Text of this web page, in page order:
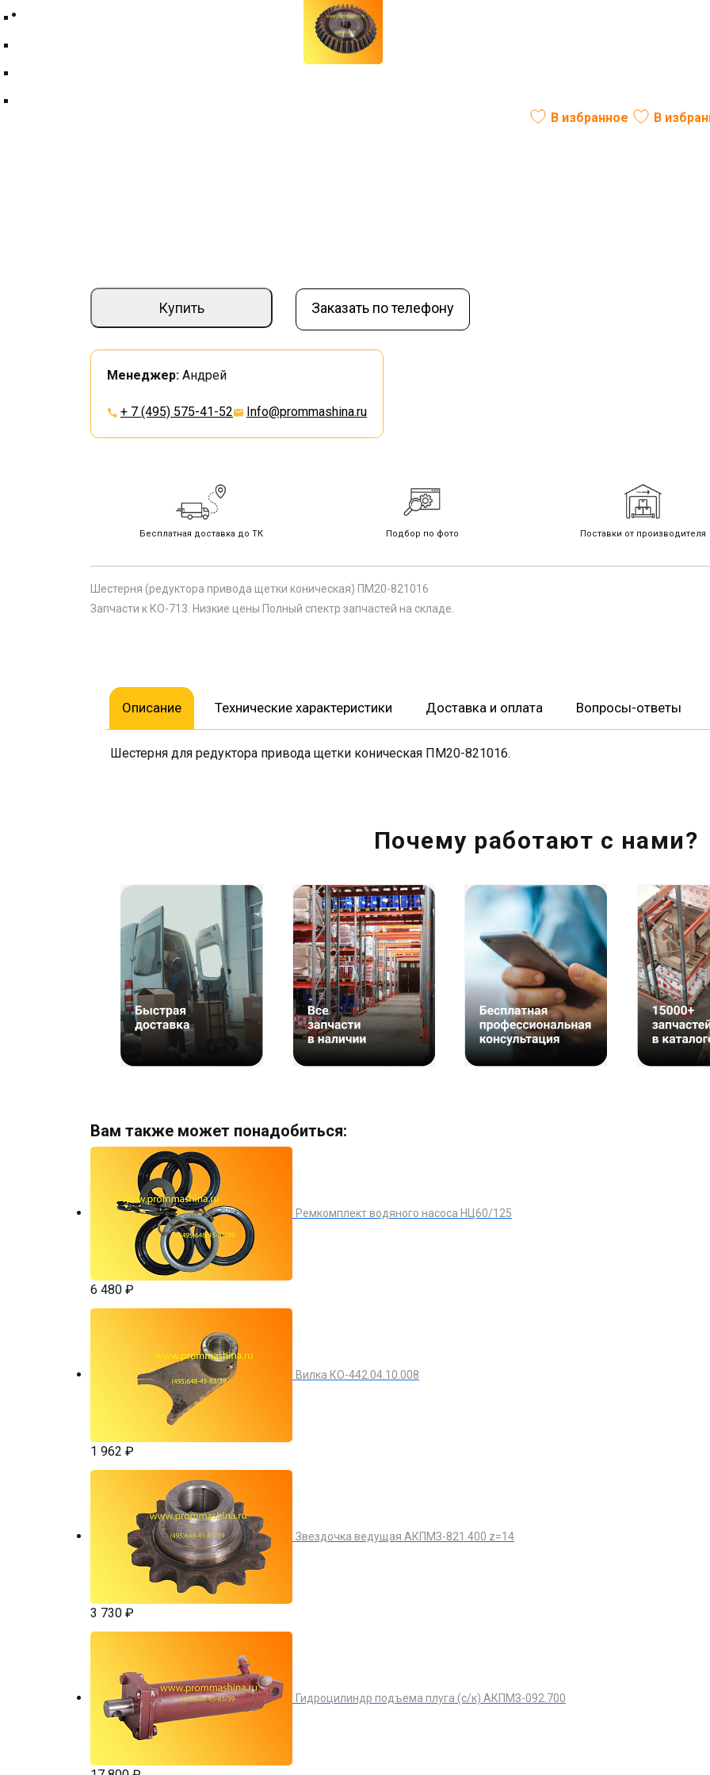
Шестерня ПМ20-821.016 (редуктора привода щетки коническая) В избранное В
Купить Заказать по телефону
Менеджер: Андрей
+ 7 (495) 575-41-52 Info@prommashina.ru
Бесплатная доставка до ТК Подбор по фото Поставки от производителя
Шестерня (редуктора привода щетки коническая) ПМ20-821016
Запчасти к КО-713. Низкие цены Полный спектр запчастей на складе.
Описание Технические характеристики Доставка и оплата Вопросы-ответы
Шестерня для редуктора привода щетки коническая ПМ20-821016.
Почему работают с нами?
Вам также может понадобиться:
Ремкомплект водяного насоса НЦ60/125
6 480 ₽
Вилка КО-442.04.10.008
1 962 ₽
Звездочка ведущая АКПМЗ-821.400 z=14
3 730 ₽
Гидроцилиндр подъема плуга (с/к) АКПМЗ-092.700